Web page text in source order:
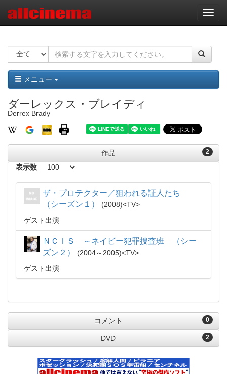
ナ
ビ
ー
ョ
ン
メニュー
ダーレックス・ブレイディ
Derrex Brady
2
作品
表示数
ザ・プロテクター／狙われる証人たち
（シーズン１）
2008
TV
ゲスト出演
ＮＣＩＳ ～ネイビー犯罪捜査班 （シー
ズン２）
2004～2005
TV
ゲスト出演
0
コメント
2
DVD